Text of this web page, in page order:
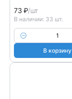
73₽/шт
В наличии: 33 шт.
В корзину